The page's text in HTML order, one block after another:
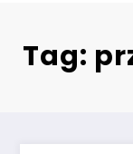
Tag: